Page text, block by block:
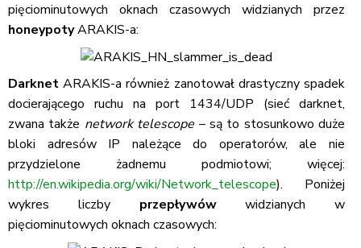
pięciominutowych oknach czasowych widzianych przez
honeypotyARAKIS-a:
Darknet ARAKIS-a również zanotował drastyczny spadek
docierającego ruchu na port 1434/UDP (sieć darknet,
zwana także network telescope – są to stosunkowo duże
bloki adresów IP należące do operatorów, ale nie
przydzielone żadnemu podmiotowi; więcej:
http://en.wikipedia.org/wiki/Network_telescope). Poniżej
wykres liczby przepływówwidzianych w
pięciominutowych oknach czasowych: